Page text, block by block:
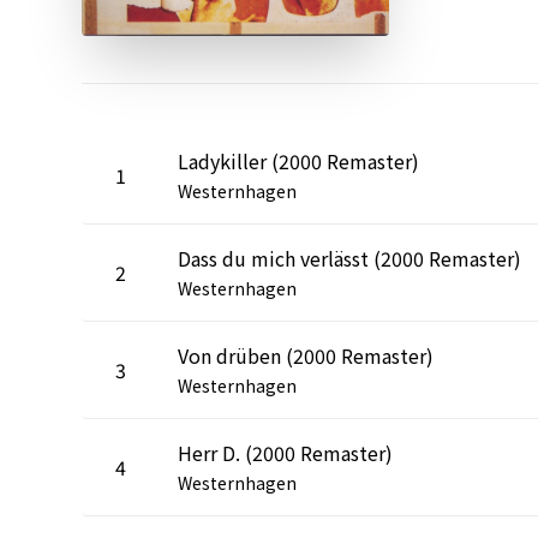
1 Ladykiller (2000 Remaster)
Westernhagen
2 Dass du mich verlässt (2000 Remaster)
Westernhagen
3 Von drüben (2000 Remaster)
Westernhagen
4 Herr D. (2000 Remaster)
Westernhagen